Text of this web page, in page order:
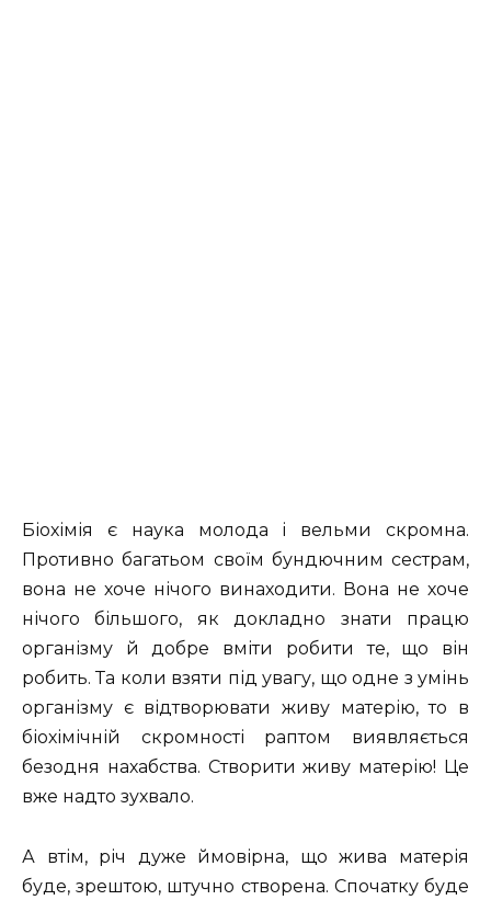
Біохімія є наука молода і вельми скромна.
Противно багатьом своїм бундючним сестрам,
вона не хоче нічого винаходити. Вона не хоче
нічого більшого, як докладно знати працю
організму й добре вміти робити те, що він
робить. Та коли взяти під увагу, що одне з умінь
організму є відтворювати живу матерію, то в
біохімічній скромності раптом виявляється
безодня нахабства. Створити живу матерію! Це
вже надто зухвало.
А втім, річ дуже ймовірна, що жива матерія
буде, зрештою, штучно створена. Спочатку буде